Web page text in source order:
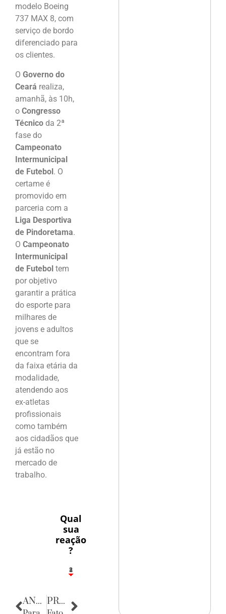
modelo Boeing
737 MAX 8, com
serviço de bordo
diferenciado para
os clientes.
O Governo do
Ceará realiza,
amanhã, às 10h,
o Congresso
Técnico da 2ª
fase do
Campeonato
Intermunicipal
de Futebol. O
certame é
promovido em
parceria com a
Liga Desportiva
de Pindoretama.
O Campeonato
Intermunicipal
de Futebol tem
por objetivo
garantir a prática
do esporte para
milhares de
jovens e adultos
que se
encontram fora
da faixa etária da
modalidade,
atendendo aos
ex-atletas
profissionais
como também
aos cidadãos que
já estão no
mercado de
trabalho.
Qual
sua
reação
?
1
2
8
ANTERIOR PRÓXIMA